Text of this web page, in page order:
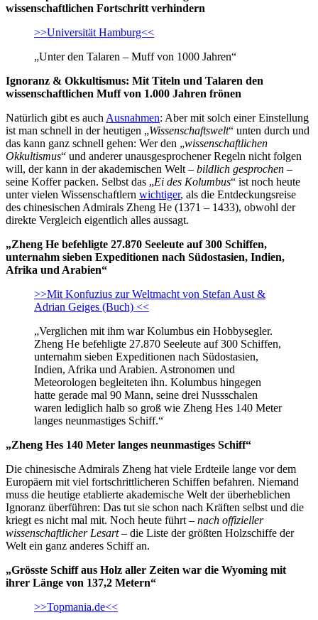
wissenschaftlichen Fortschritt verhindern
>>Universität Hamburg<<
„Unter den Talaren – Muff von 1000 Jahren“
Ignoranz & Okkultismus: Mit Titeln und Talaren den
wissenschaftlichen Muff von 1.000 Jahren frönen
Natürlich gibt es auch Ausnahmen: Aber mit solch einer Einstellung
ist man schnell in der heutigen „Wissenschaftswelt“ unten durch und
das kann ganz schnell gehen: Wer den „wissenschaftlichen
Okkultismus“ und anderer unausgesprochener Regeln nicht folgen
will, der kann in der akademischen Welt – bildlich gesprochen –
seine Koffer packen. Selbst das „Ei des Kolumbus“ ist noch heute
unter vielen Wissenschaftlern wichtiger, als die Entdeckungsreise
des chinesischen Admirals Zheng He (1371 – 1433), obwohl der
direkte Vergleich eigentlich alles aussagt.
„Zheng He befehligte 27.870 Seeleute auf 300 Schiffen,
unternahm sieben Expeditionen nach Südostasien, Indien,
Afrika und Arabien“
>>Mit Konfuzius zur Weltmacht von Stefan Aust &
Adrian Geiges (Buch) <<
„Verglichen mit ihm war Kolumbus ein Hobbysegler.
Zheng He befehligte 27.870 Seeleute auf 300 Schiffen,
unternahm sieben Expeditionen nach Südostasien,
Indien, Afrika und Arabien. Astronomen und
Meteorologen begleiteten ihn. Kolumbus hingegen
hatte gerade mal 90 Mann, seine drei Nussschalen
waren lediglich halb so groß wie Zheng Hes 140 Meter
langes neunmastiges Schiff.“
„Zheng Hes 140 Meter langes neunmastiges Schiff“
Die chinesische Admirals Zheng hat viele Erdteile lange vor dem
Europäern mit viel fortschrittlicheren Schiffen befahren. Niemand
muss die heutige etablierte akademische Welt der überheblichen
Ignoranz überführen: Das tut sie schon nach Kräften selbst und die
kriegt es nicht mal mit. Noch heute führt – nach offizieller
wissenschaftlicher Lesart– die Liste der größten Holzschiffe der
Welt ein ganz anderes Schiff an.
„Grösste Schiff aus Holz aller Zeiten war die Wyoming mit
ihrer Länge von 137,2 Metern“
>>Topmania.de<<